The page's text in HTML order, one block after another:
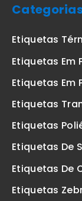
Etiquetas
Etiquetas Em
Etiquetas Em
Etiquetas
Etiquetas
Etiquetas De
Etiquetas De
Etiquetas